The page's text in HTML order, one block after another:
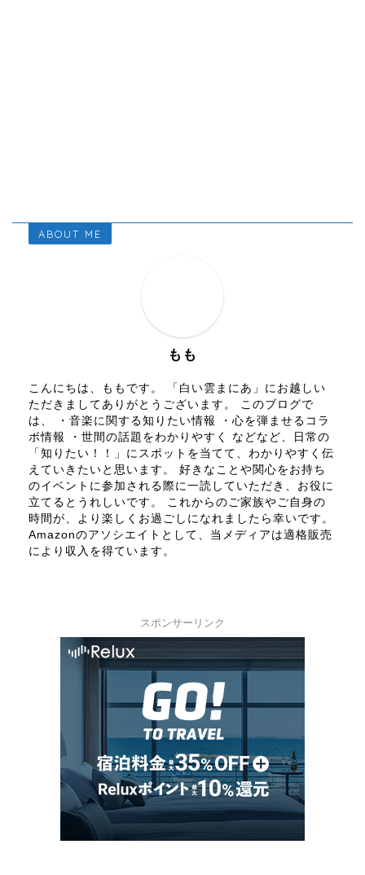
ABOUT ME
もも
こんにちは、ももです。 「白い雲まにあ」にお越しい
ただきましてありがとうございます。 このブログで
は、 ・音楽に関する知りたい情報 ・心を弾ませるコラ
ボ情報 ・世間の話題をわかりやすく などなど、日常の
「知りたい！！」にスポットを当てて、わかりやすく伝
えていきたいと思います。 好きなことや関心をお持ち
のイベントに参加される際に一読していただき、お役に
立てるとうれしいです。 これからのご家族やご自身の
時間が、より楽しくお過ごしになれましたら幸いです。
Amazonのアソシエイトとして、当メディアは適格販売
により収入を得ています。
スポンサーリンク